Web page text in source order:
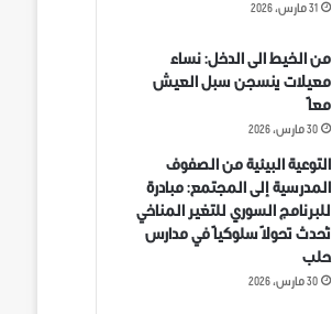
31 مارس، 2026
من الخيط الى الدخل: نساء
معيلات ينسجن سبل العيش
معاً
30 مارس، 2026
التوعية البيئية من الصفوف
المدرسية إلى المجتمع: مبادرة
للبرنامج السوري للتغير المناخي
تُحدث تحولاً سلوكياً في مدارس
حلب
30 مارس، 2026